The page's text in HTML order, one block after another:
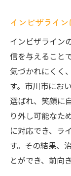
インビザライ
インビザライン
信を与えること
気づかれにくく
す。市川市にお
選ばれ、笑顔に
り外し可能なた
に対応でき、ラ
す。その結果、
とができ、前向